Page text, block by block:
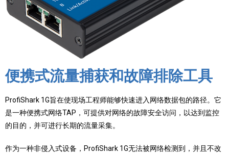
便携式流量捕获和故障排除工具
ProfiShark 1G旨在使现场工程师能够快速进入网络数据包的路径。它
是一种便携式网络TAP，可提供对网络的故障安全访问，以达到监控
的目的，并可进行长期的流量采集。
作为一种非侵入式设备，ProfiShark 1G无法被网络检测到，并且不改